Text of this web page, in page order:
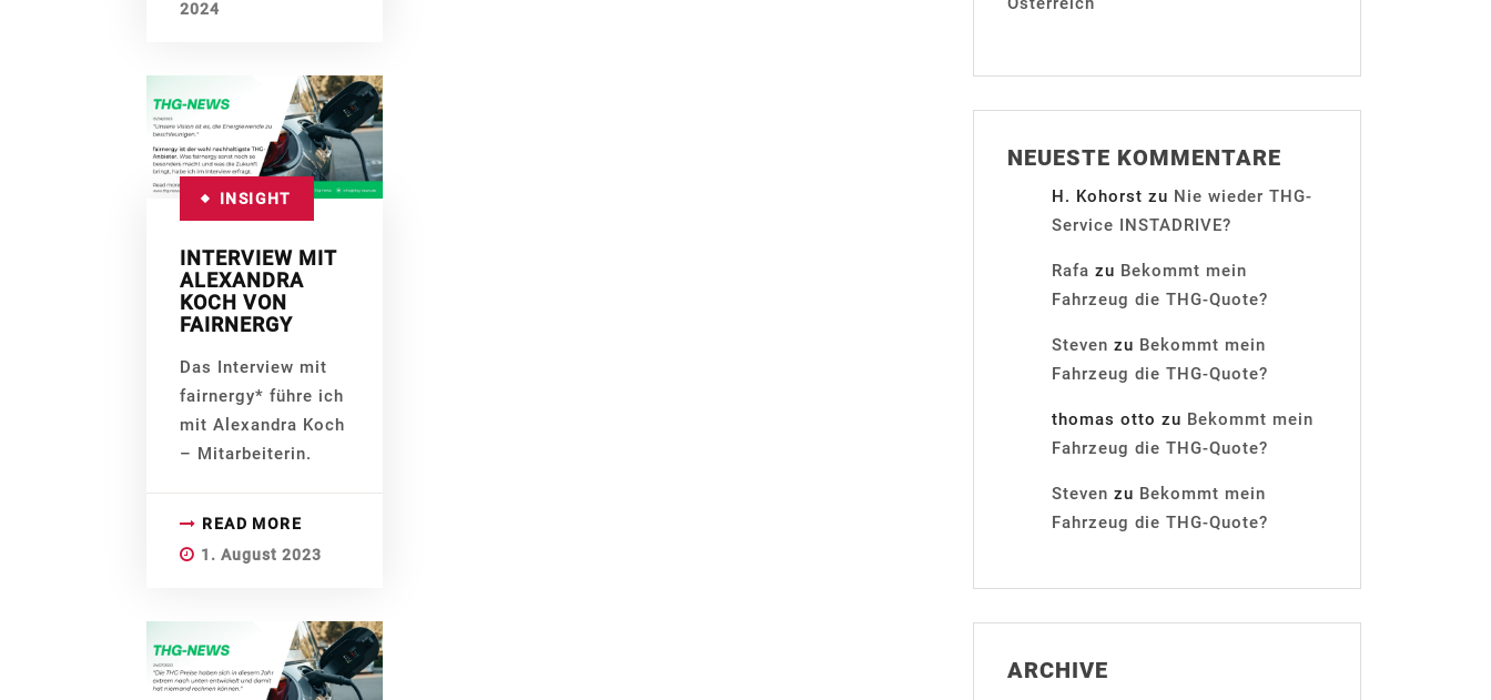
2024
INSIGHT
INTERVIEW MIT
ALEXANDRA
KOCH VON
FAIRNERGY
Das Interview mit
fairnergy* führe ich
mit Alexandra Koch
– Mitarbeiterin.
READ MORE
1. August 2023
NEUESTE KOMMENTARE
H. Kohorst zu Nie wieder THG-
Service INSTADRIVE?
Rafa zu Bekommt mein
Fahrzeug die THG-Quote?
Steven zu Bekommt mein
Fahrzeug die THG-Quote?
thomas otto zu Bekommt mein
Fahrzeug die THG-Quote?
Steven zu Bekommt mein
Fahrzeug die THG-Quote?
ARCHIVE